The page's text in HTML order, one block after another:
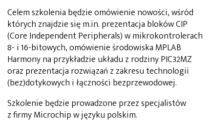
Celem szkolenia będzie omówienie nowości, wśród
których znajdzie się m.in. prezentacja bloków CIP
(Core Independent Peripherals) w mikrokontrolerach
8- i 16-bitowych, omówienie środowiska MPLAB
Harmony na przykładzie układu z rodziny PIC32MZ
oraz prezentacja rozwiązań z zakresu technologii
(bez)dotykowych i łączności bezprzewodowej.
Szkolenie będzie prowadzone przez specjalistów
z firmy Microchip w języku polskim.